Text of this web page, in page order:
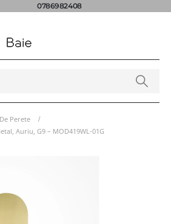
0786982408
Perete
Auriu, G9 – MOD419WL-01G